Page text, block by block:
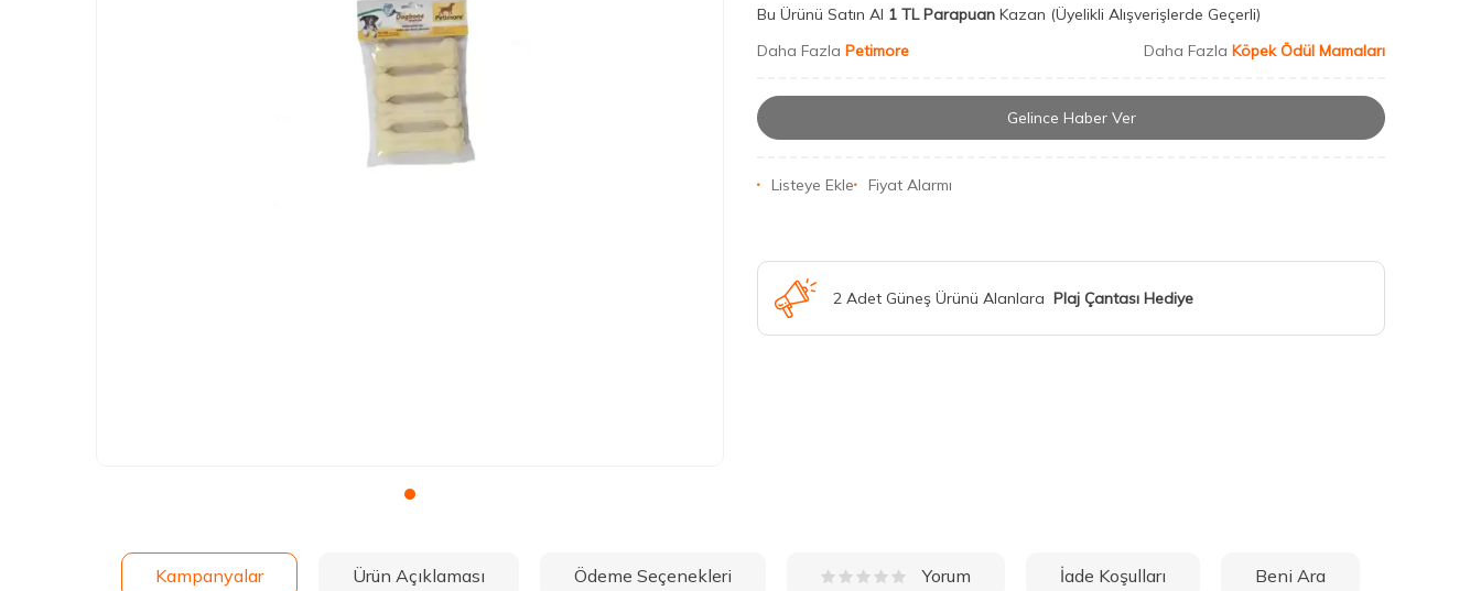
Bu Ürünü Satın Al 1 TL Parapuan Kazan (Üyelikli Alışverişlerde Geçerli)
Daha Fazla Petimore Daha Fazla Köpek Ödül Mamaları
Gelince Haber Ver
Listeye Ekle Fiyat Alarmı
2 Adet Güneş Ürünü Alanlara Plaj Çantası Hediye
Kampanyalar Ürün Açıklaması Ödeme Seçenekleri Yorum İade Koşulları Beni Ara